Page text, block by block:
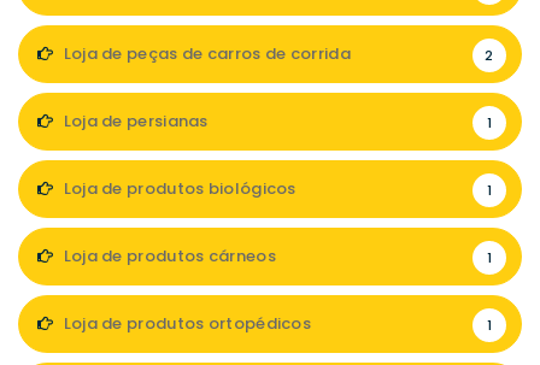
Loja de peças de carros de corrida 2
Loja de persianas 1
Loja de produtos biológicos 1
Loja de produtos cárneos 1
Loja de produtos ortopédicos 1